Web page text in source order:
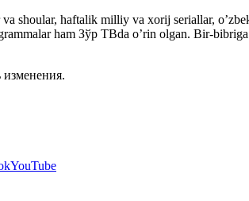
shoular, haftalik milliy va xorij seriallar,
ham Зўр ТВda o’rin olgan. Bir-
изменения.
YouTube